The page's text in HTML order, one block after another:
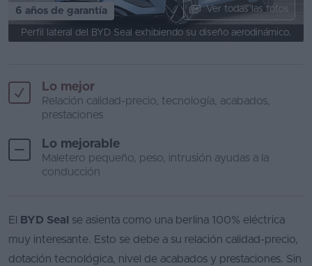
6 años de garantía Ver todas las fotos
Perfil lateral del BYD Seal exhibiendo su diseño aerodinámico.
Lo mejor
Relación calidad-precio, tecnología, acabados,
prestaciones
Lo mejorable
Maletero pequeño, peso, intrusión ayudas a la
conducción
El BYD Seal
se asienta como una berlina 100% eléctrica
muy interesante. Esto se debe a su relación calidad-precio,
dotación tecnológica, nivel de acabados y prestaciones. Sin